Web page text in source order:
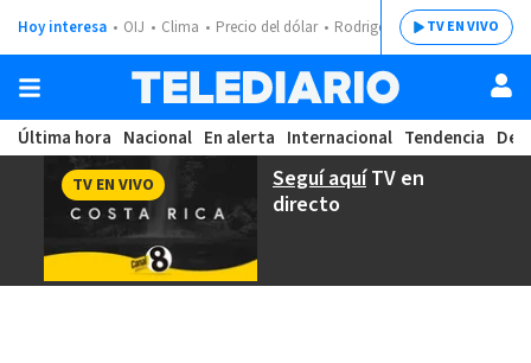
Hoy interesa OIJ Clima Precio del dólar Rodrigo ChavesTV EN VIVO
Última hora Nacional En alerta Internacional Tendencia
Seguí aquíTV en
directo
TV EN VIVO